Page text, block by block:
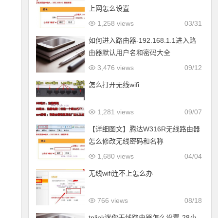
上网怎么设置
03/31
1,258 views
如何进入路由器-192.168.1.1进入路
由器默认用户名和密码大全
09/12
3,476 views
怎么打开无线wifi
09/07
1,281 views
【详细图文】腾达W316R无线路由器
怎么修改无线密码和名称
04/04
1,680 views
无线wifi连不上怎么办
08/18
766 views